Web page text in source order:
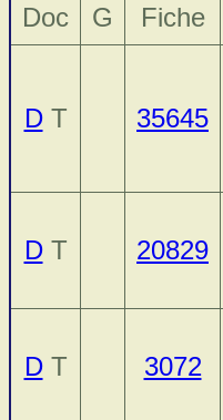
Doc G Fiche
DT 35645
DT 20829
DT 3072